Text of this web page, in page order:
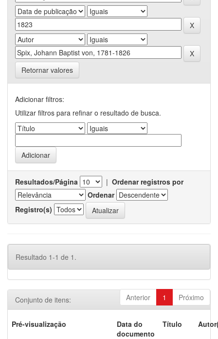
Retornar valores
Adicionar filtros:
Utilizar filtros para refinar o resultado de busca.
Resultados/Página | Ordenar registros por
Ordenar
Registro(s)
Resultado 1-1 de 1.
Anterior 1 Próximo
Conjunto de itens:
Pré-visualização
Data do
documento
Título